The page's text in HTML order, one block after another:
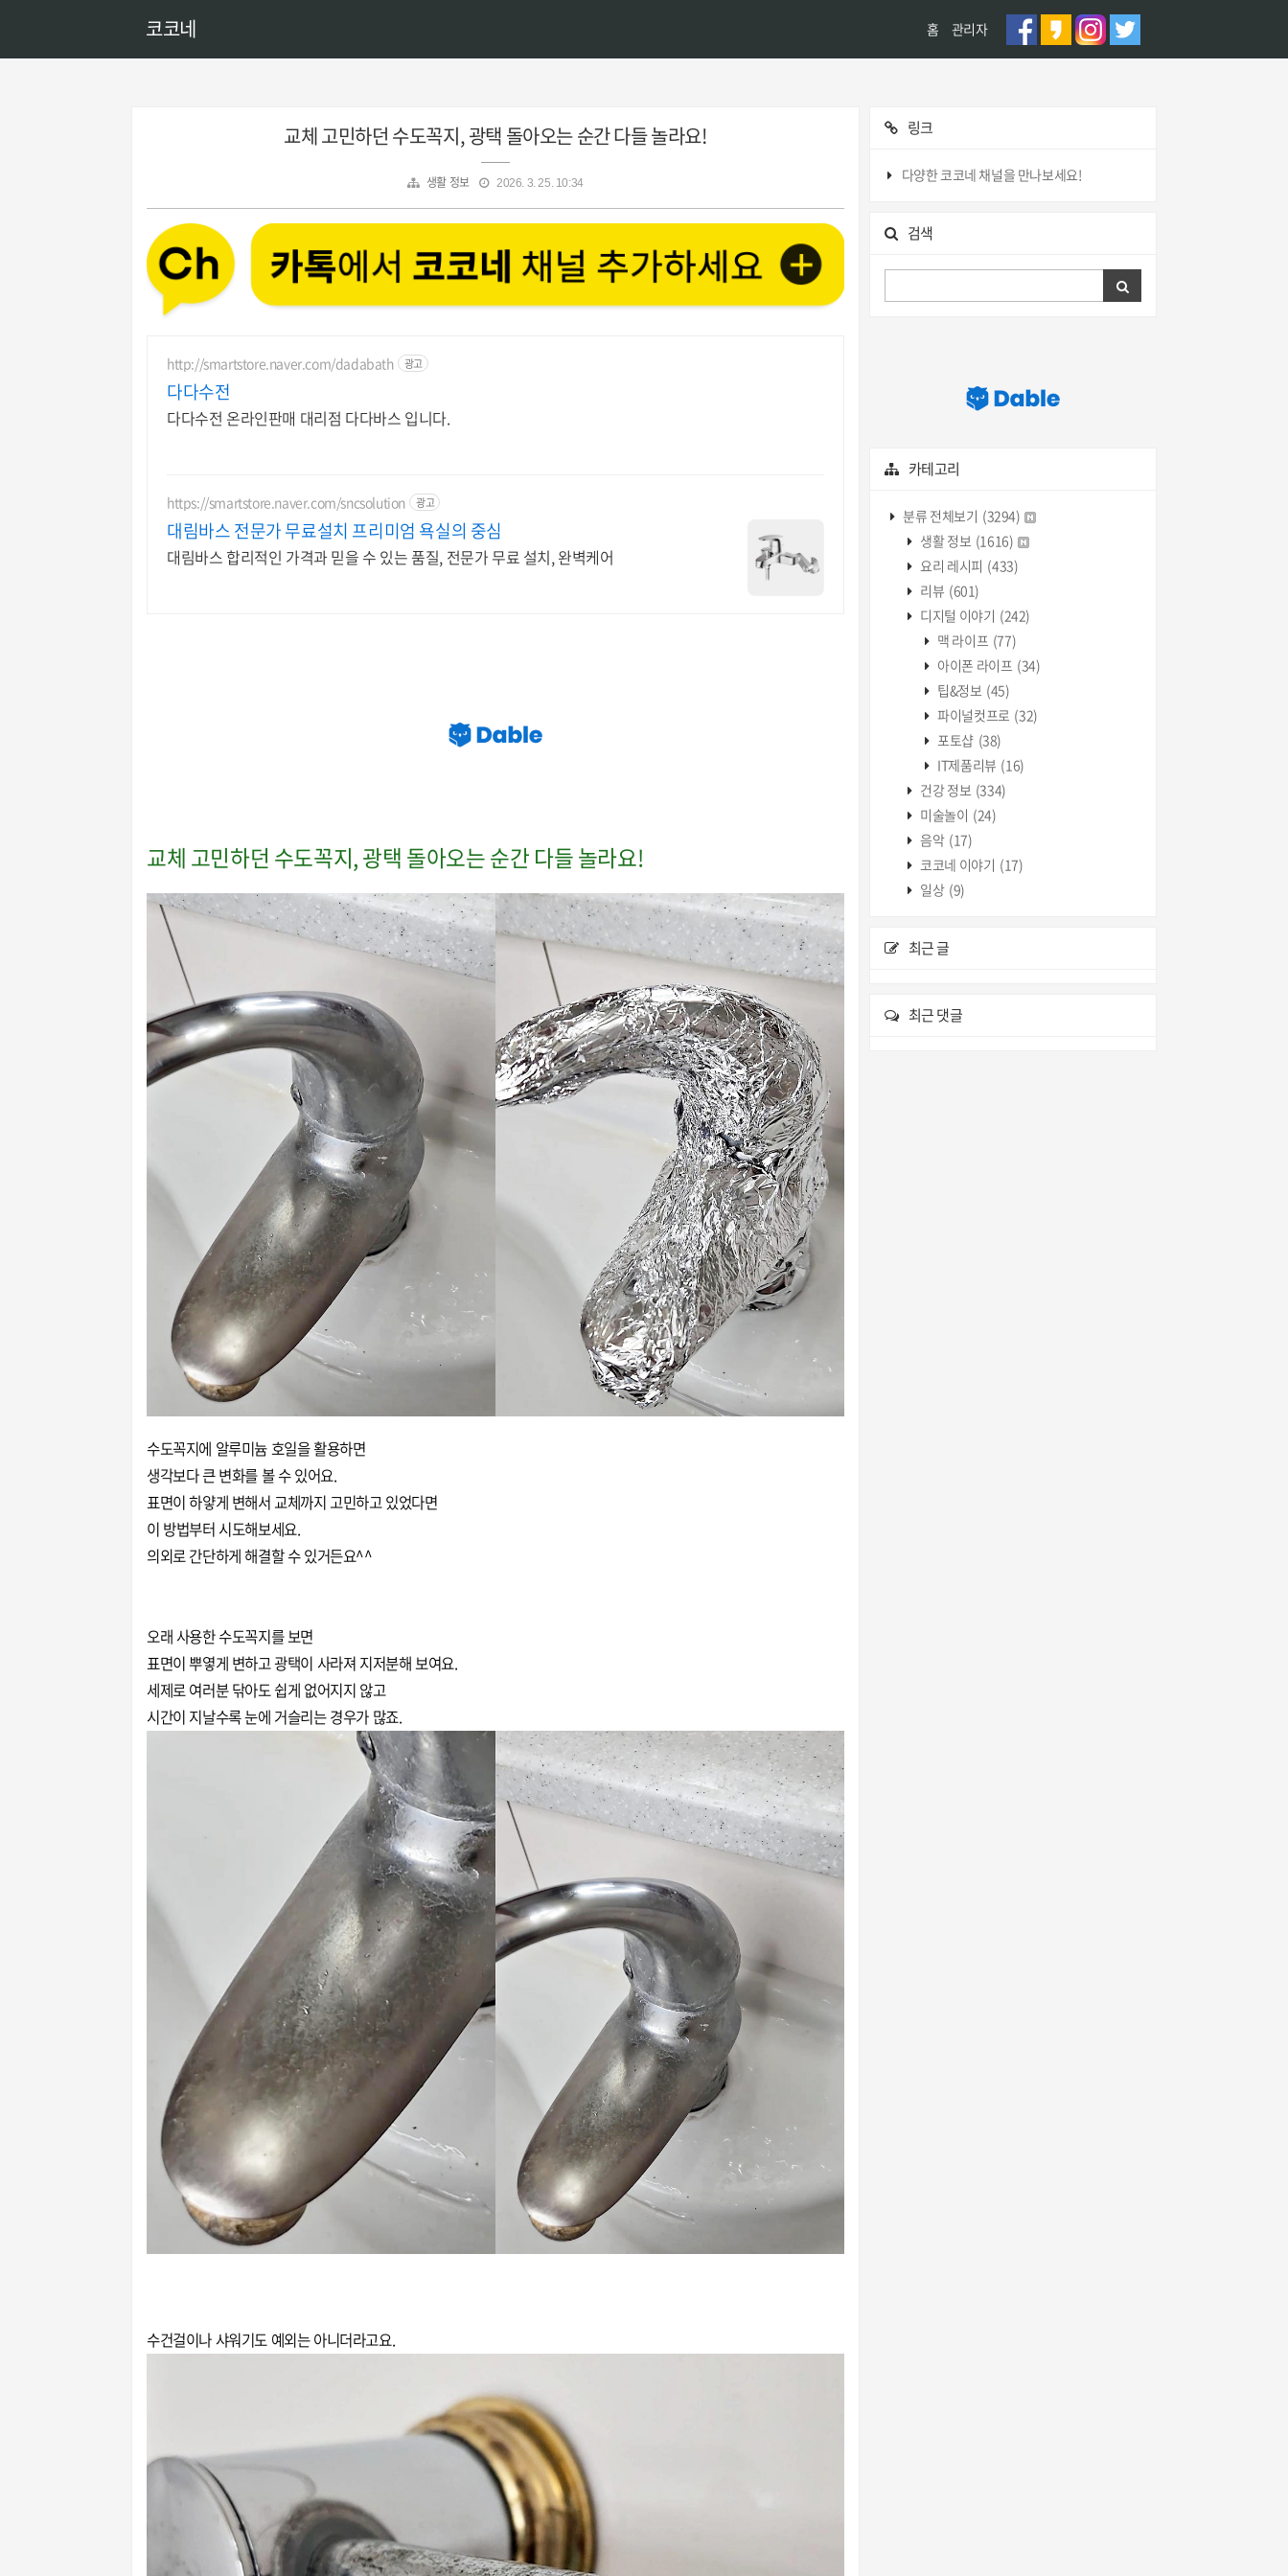
코코네 홈 관리자
교체 고민하던 수도꼭지, 광택 돌아오는 순간 다들 놀라요!
생활 정보 2026. 3. 25. 10:34
http://smartstore.naver.com/dadabath 광고
다다수전
다다수전 온라인판매 대리점 다다바스 입니다.
https://smartstore.naver.com/sncsolution 광고
대림바스 전문가 무료설치 프리미엄 욕실의 중심
대림바스 합리적인 가격과 믿을 수 있는 품질, 전문가 무료 설치, 완벽케어
교체 고민하던 수도꼭지, 광택 돌아오는 순간 다들 놀라요!
수도꼭지에 알루미늄 호일을 활용하면
생각보다 큰 변화를 볼 수 있어요.
표면이 하얗게 변해서 교체까지 고민하고 있었다면
이 방법부터 시도해보세요.
의외로 간단하게 해결할 수 있거든요^^
오래 사용한 수도꼭지를 보면
표면이 뿌옇게 변하고 광택이 사라져 지저분해 보여요.
세제로 여러분 닦아도 쉽게 없어지지 않고
시간이 지날수록 눈에 거슬리는 경우가 많죠.
수건걸이나 샤워기도 예외는 아니더라고요.
링크
다양한 코코네 채널을 만나보세요!
검색
카테고리
분류 전체보기 (3294)
생활 정보 (1616)
요리 레시피 (433)
리뷰 (601)
디지털 이야기 (242)
맥 라이프 (77)
아이폰 라이프 (34)
팁&정보 (45)
파이널컷프로 (32)
포토샵 (38)
IT제품리뷰 (16)
건강 정보 (334)
미술놀이 (24)
음악 (17)
코코네 이야기 (17)
일상 (9)
최근 글
최근 댓글